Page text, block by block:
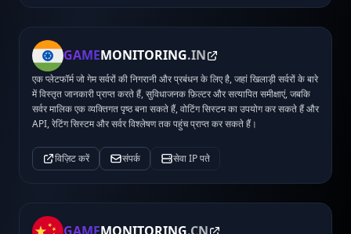
GAMEMONITORING.IN
एक प्लेटफॉर्म जो गेम सर्वरों की निगरानी और प्रबंधन के लिए है, जहां खिलाड़ी सर्वरों के बारे
में विस्तृत जानकारी प्राप्त करते हैं, सुविधाजनक फ़िल्टर और सत्यापित समीक्षाएं, जबकि
सर्वर मालिक एक व्यक्तिगत पृष्ठ बना सकते हैं, वोटिंग सिस्टम का उपयोग कर सकते हैं और
API, रेटिंग सिस्टम और सर्वर विश्लेषण तक पहुंच प्राप्त कर सकते हैं।
विज़िट करें संपर्क सेवा IP पते